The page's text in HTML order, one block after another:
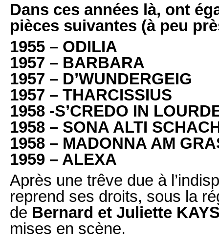
Dans ces années là, ont
pièces suivantes (à peu
1955 – ODILIA
1957 – BARBARA
1957 – D’WUNDERGEIG
1957 – THARCISSIUS
1958 -S’CREDO IN
1958 – SONA ALTI
1958 – MADONNA AM
1959 – ALEXA
Après une trêve due à
reprend ses droits, sous la
de Bernard et Juliette
mises en scène.